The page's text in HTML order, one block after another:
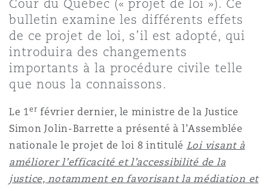
Entretien, réparation et
Droit aérien commercial
Droit réglementaire
Satellites et espace
Soins de santé
Couverture d’assurance
Droit maritime
Risques politiques et crédit
Bator
Jersey
York
Cour du Québec (« projet de loi »). Ce
bulletin examine les différents effets
de ce projet de loi, s’il est adopté, qui
introduira des changements
importants à la procédure civile telle
que nous la connaissons.
Le 1er février dernier, le ministre de la Justice
Simon Jolin-Barrette a présenté à l’Assemblée
nationale le projet de loi 8 intitulé Loi visant à
améliorer l’efficacité et l’accessibilité de la
justice, notamment en favorisant la médiation et